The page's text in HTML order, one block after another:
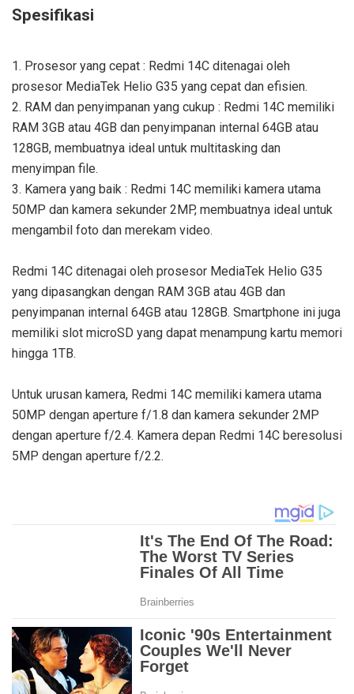
Spesifikasi
1. Prosesor yang cepat : Redmi 14C ditenagai oleh
prosesor MediaTek Helio G35 yang cepat dan efisien.
2. RAM dan penyimpanan yang cukup : Redmi 14C memiliki
RAM 3GB atau 4GB dan penyimpanan internal 64GB atau
128GB, membuatnya ideal untuk multitasking dan
menyimpan file.
3. Kamera yang baik : Redmi 14C memiliki kamera utama
50MP dan kamera sekunder 2MP, membuatnya ideal untuk
mengambil foto dan merekam video.
Redmi 14C ditenagai oleh prosesor MediaTek Helio G35
yang dipasangkan dengan RAM 3GB atau 4GB dan
penyimpanan internal 64GB atau 128GB. Smartphone ini juga
memiliki slot microSD yang dapat menampung kartu memori
hingga 1TB.
Untuk urusan kamera, Redmi 14C memiliki kamera utama
50MP dengan aperture f/1.8 dan kamera sekunder 2MP
dengan aperture f/2.4. Kamera depan Redmi 14C beresolusi
5MP dengan aperture f/2.2.